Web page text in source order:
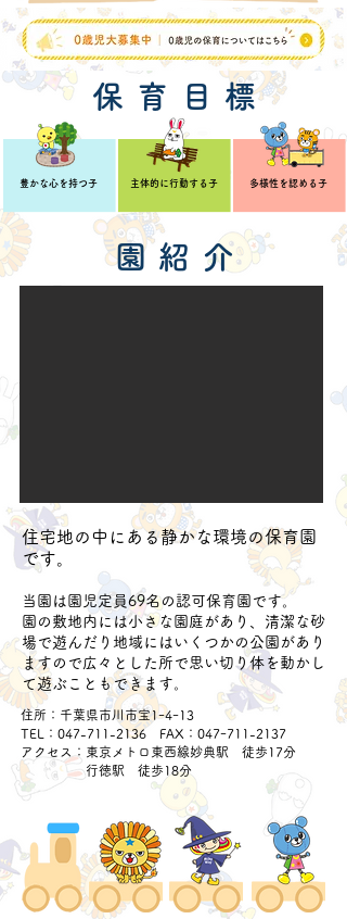
保 育 目 標
豊かな心を持つ子 主体的に行動する子 多様性を認める子
園 紹 介
住宅地の中にある静かな環境の保育園
です。
当園は園児定員69名の認可保育園です。
園の敷地内には小さな園庭があり、清潔な砂
場で遊んだり地域にはいくつかの公園があり
ますので広々とした所で思い切り体を動かし
て遊ぶこともできます。
​住所：千葉県市川市宝1ｰ4ｰ13
TEL：047-711-2136 FAX：047ｰ711-2137
アクセス：東京メトロ東西線妙典駅 徒歩17分
​ 行徳駅 徒歩18分